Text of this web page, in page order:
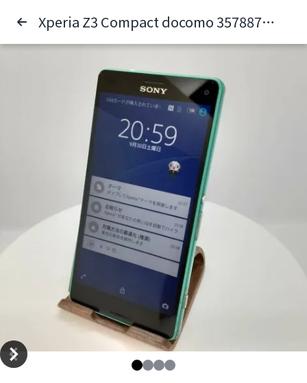
Xperia Z3 Compact docomo 357887062358915